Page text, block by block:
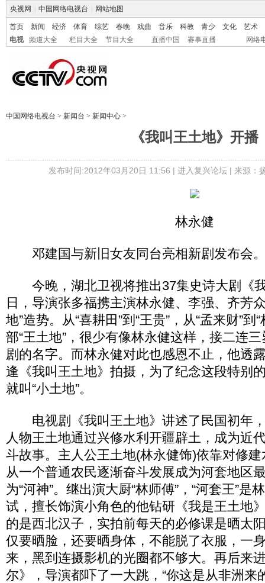
央视网 中国网络电视台 网站地图
首页 新闻 经济 体育 综艺 春晚 戏曲 音乐 科教 青少 文化
艺术
电视
频道大全 栏目大全 节目大全 直播中国 赛事直播 网络
中国网络电视台 > 新闻台 > 新闻中心 >
《我叫王土地》开播
发布时间:2012年03月20日 11:56 | 进入复兴论坛| 来源：
林永健
邓建国与新旧女友同台亮相新剧发布会
今晚，湖北卫视将推出37集史诗大剧《
日，导演张多福携主演林永健、李强、齐芳
地”造势。从“喜耕田”到“王贵”，从“孟来财”到
部“王土地”，很少有像林永健这样，接二连
剧的名字。而林永健对此也感恩不止，他透
逢《我叫王土地》拍摄，为了纪念这段特别
就叫“小土地”。
电视剧《我叫王土地》讲述了民国初年
人物王土地通过兴修水利开疆辟土，成为近
斗故事。主人公王土地(林永健饰)依靠对修
从一个普通农民逐渐奋斗发展成为河套地区
为“河神”。继出演大厨“林师傅”，“河套王”是
试，擅长饰演小角色的他钻研《我是王土地
的是西北汉子，实拍前每天的必修课是晒太
仅要晒脸，还要晒身体，不能脱了衣服，一
来，黑到连摄影机的光圈都不够大。再后来
尔》，导演都吓了一大跳，“你这是从非洲来